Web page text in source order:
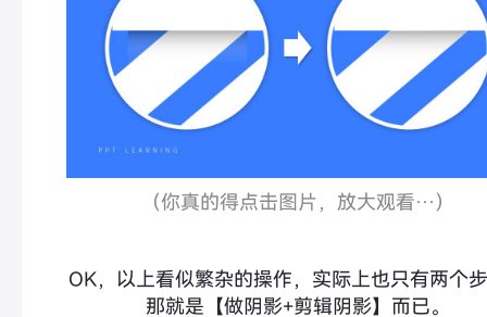
（你真的得点击图片，放大观看…）
OK，以上看似繁杂的操作，实际上也只有两个
那就是【做阴影+剪辑阴影】而已。